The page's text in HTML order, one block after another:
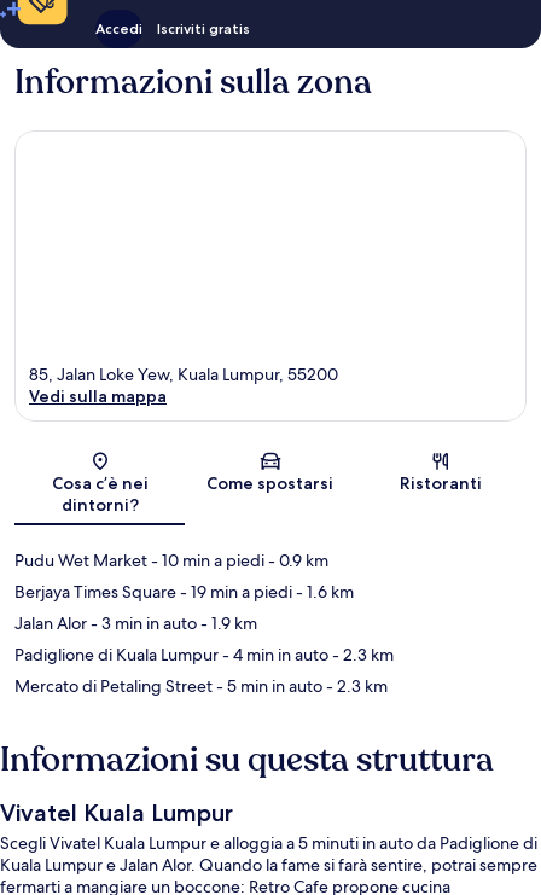
Accedi Iscriviti gratis
Informazioni sulla zona
Mappa
85, Jalan Loke Yew, Kuala Lumpur, 55200
Vedi sulla mappa
Cosa c’è nei
dintorni?
Come spostarsi Ristoranti
Pudu Wet Market- 10 min a piedi- 0.9 km
Berjaya Times Square- 19 min a piedi- 1.6 km
Jalan Alor- 3 min in auto- 1.9 km
Padiglione di Kuala Lumpur- 4 min in auto- 2.3 km
Mercato di Petaling Street- 5 min in auto- 2.3 km
Informazioni su questa struttura
Vivatel Kuala Lumpur
Scegli Vivatel Kuala Lumpur e alloggia a 5 minuti in auto da Padiglione di
Kuala Lumpur e Jalan Alor. Quando la fame si farà sentire, potrai sempre
fermarti a mangiare un boccone: Retro Cafe propone cucina